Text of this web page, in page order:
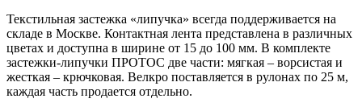
Текстильная застежка «липучка» всегда поддерживается на
складе в Москве. Контактная лента представлена в различных
цветах и доступна в ширине от 15 до 100 мм. В комплекте
застежки-липучки ПРОТОС две части: мягкая – ворсистая и
жесткая – крючковая. Велкро поставляется в рулонах по 25 м,
каждая часть продается отдельно.